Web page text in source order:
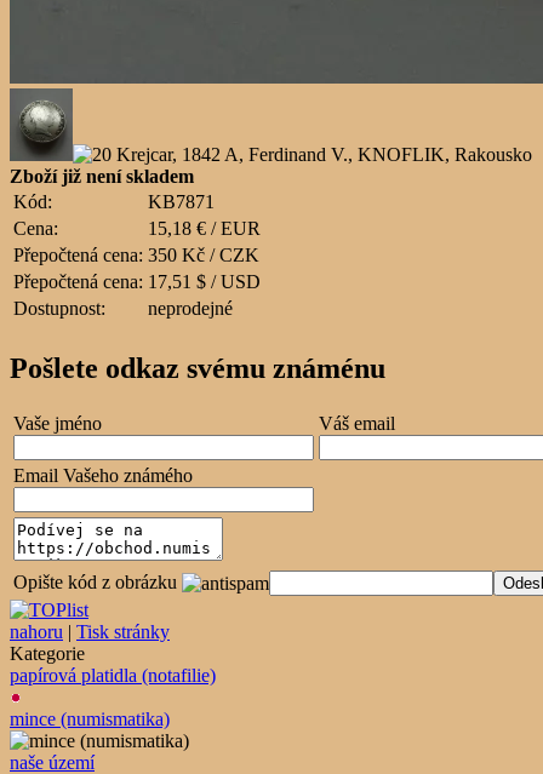
Zboží již není skladem
Kód:
KB7871
Cena:
15,18 € / EUR
Přepočtená cena: 350 Kč / CZK
Přepočtená cena: 17,51 $ / USD
Dostupnost:
neprodejné
Pošlete odkaz svému známénu
Vaše jméno Váš email
Email Vašeho známého
Opište kód z obrázku
nahoru | Tisk stránky
Kategorie
papírová platidla (notafilie)
mince (numismatika)
naše území